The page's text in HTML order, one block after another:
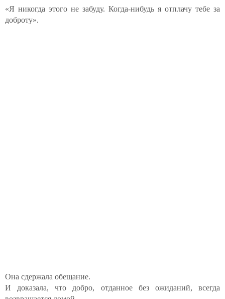
«Я никогда этого не забуду. Когда-нибудь я отплачу тебе за
доброту».
Она сдержала обещание.
И доказала, что добро, отданное без ожиданий, всегда